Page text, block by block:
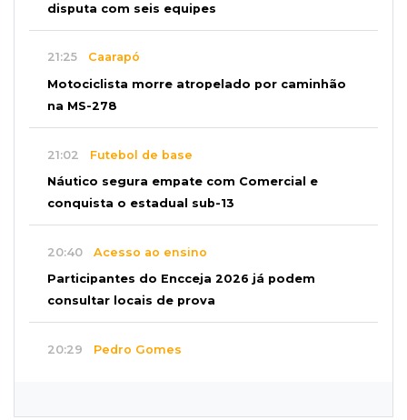
disputa com seis equipes
21:25 Caarapó
Motociclista morre atropelado por caminhão
na MS-278
21:02 Futebol de base
Náutico segura empate com Comercial e
conquista o estadual sub-13
20:40 Acesso ao ensino
Participantes do Encceja 2026 já podem
consultar locais de prova
20:29 Pedro Gomes